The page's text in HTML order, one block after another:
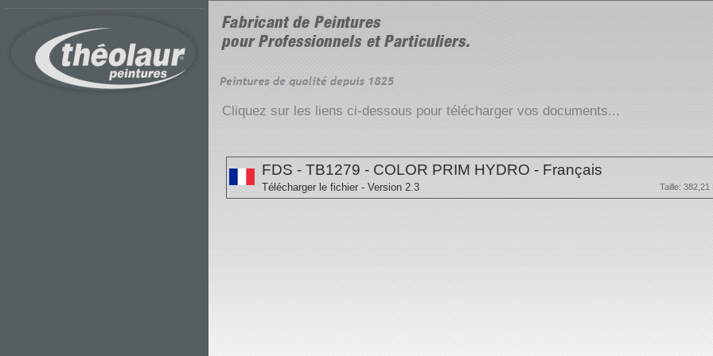
Cliquez sur les liens ci-dessous pour télécharger vos documents...
FDS - TB1279 - COLOR PRIM HYDRO - Français
Télécharger le fichier - Version 2.3 Taille: 382,21